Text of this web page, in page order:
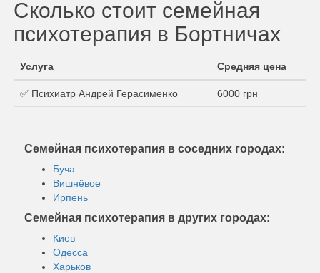
Сколько стоит семейная
психотерапия в Бортничах
Услуга Средняя цена
✅ Психиатр Андрей Герасименко 6000 грн
Семейная психотерапия в соседних городах:
Буча
Вишнёвое
Ирпень
Семейная психотерапия в других городах:
Киев
Одесса
Харьков